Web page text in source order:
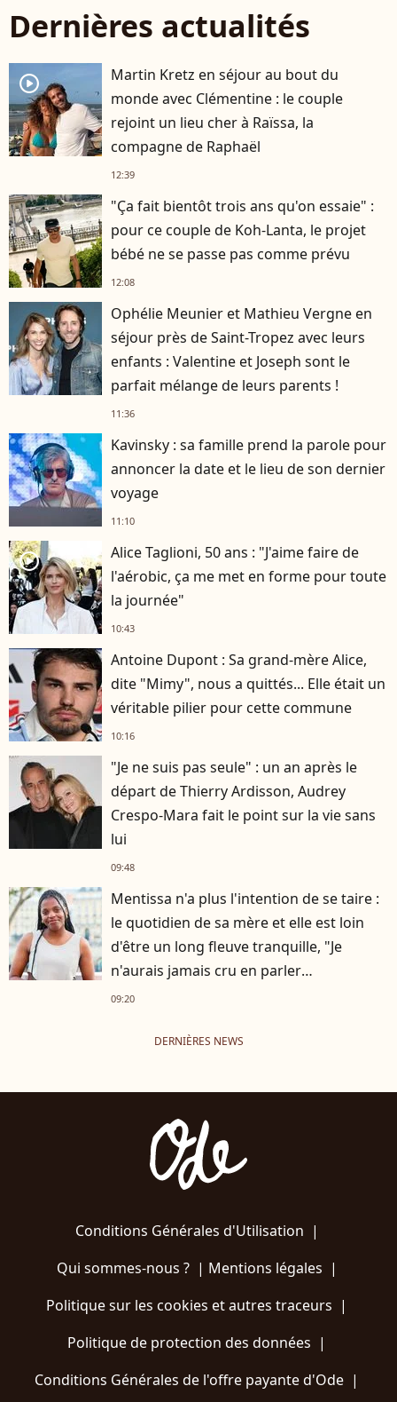
Dernières actualités
player2
Martin Kretz en séjour au bout du
monde avec Clémentine : le couple
rejoint un lieu cher à Raïssa, la
compagne de Raphaël
12:39
"Ça fait bientôt trois ans qu'on essaie" :
pour ce couple de Koh-Lanta, le projet
bébé ne se passe pas comme prévu
12:08
Ophélie Meunier et Mathieu Vergne en
séjour près de Saint-Tropez avec leurs
enfants : Valentine et Joseph sont le
parfait mélange de leurs parents !
11:36
Kavinsky : sa famille prend la parole pour
annoncer la date et le lieu de son dernier
voyage
11:10
player2
Alice Taglioni, 50 ans : "J'aime faire de
l'aérobic, ça me met en forme pour toute
la journée"
10:43
Antoine Dupont : Sa grand-mère Alice,
dite "Mimy", nous a quittés... Elle était un
véritable pilier pour cette commune
10:16
"Je ne suis pas seule" : un an après le
départ de Thierry Ardisson, Audrey
Crespo-Mara fait le point sur la vie sans
lui
09:48
Mentissa n'a plus l'intention de se taire :
le quotidien de sa mère et elle est loin
d'être un long fleuve tranquille, "Je
n'aurais jamais cru en parler
publiquement"
09:20
DERNIÈRES NEWS
Conditions Générales d'Utilisation |
Qui sommes-nous ?| Mentions légales |
Politique sur les cookies et autres traceurs |
Politique de protection des données |
Conditions Générales de l'offre payante d'Ode |